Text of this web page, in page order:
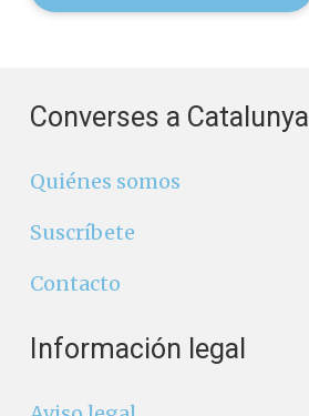
Converses a Catalunya
Quiénes somos
Suscríbete
Contacto
Información legal